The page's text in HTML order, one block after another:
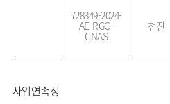
728349-2024-
AE-RGC-
CNAS
천진
사업연속성